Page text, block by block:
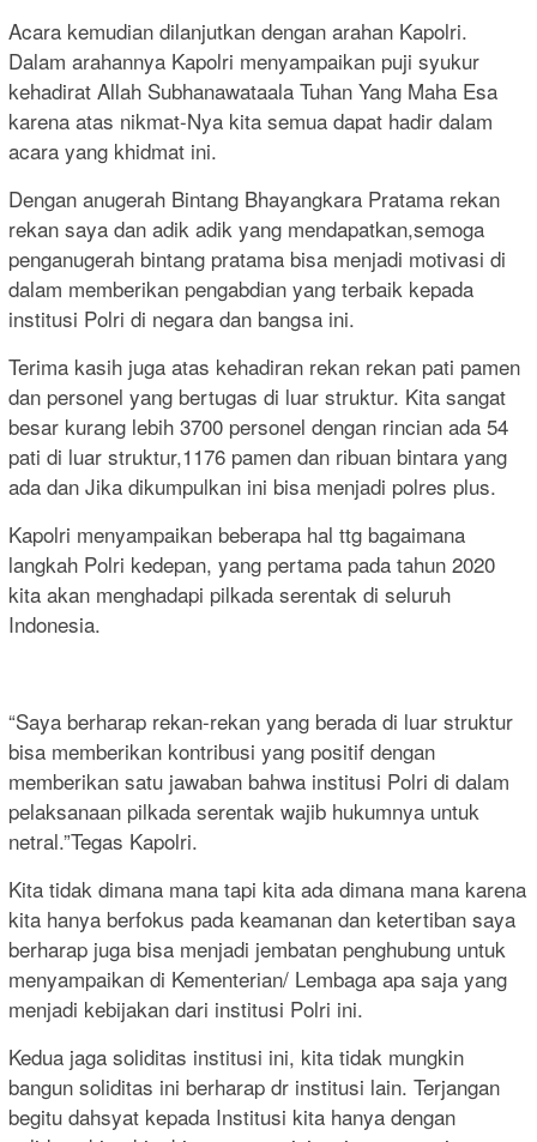
Acara kemudian dilanjutkan dengan arahan Kapolri.
Dalam arahannya Kapolri menyampaikan puji syukur
kehadirat Allah Subhanawataala Tuhan Yang Maha Esa
karena atas nikmat-Nya kita semua dapat hadir dalam
acara yang khidmat ini.
Dengan anugerah Bintang Bhayangkara Pratama rekan
rekan saya dan adik adik yang mendapatkan,semoga
penganugerah bintang pratama bisa menjadi motivasi di
dalam memberikan pengabdian yang terbaik kepada
institusi Polri di negara dan bangsa ini.
Terima kasih juga atas kehadiran rekan rekan pati pamen
dan personel yang bertugas di luar struktur. Kita sangat
besar kurang lebih 3700 personel dengan rincian ada 54
pati di luar struktur,1176 pamen dan ribuan bintara yang
ada dan Jika dikumpulkan ini bisa menjadi polres plus.
Kapolri menyampaikan beberapa hal ttg bagaimana
langkah Polri kedepan, yang pertama pada tahun 2020
kita akan menghadapi pilkada serentak di seluruh
Indonesia.
“Saya berharap rekan-rekan yang berada di luar struktur
bisa memberikan kontribusi yang positif dengan
memberikan satu jawaban bahwa institusi Polri di dalam
pelaksanaan pilkada serentak wajib hukumnya untuk
netral.”Tegas Kapolri.
Kita tidak dimana mana tapi kita ada dimana mana karena
kita hanya berfokus pada keamanan dan ketertiban saya
berharap juga bisa menjadi jembatan penghubung untuk
menyampaikan di Kementerian/ Lembaga apa saja yang
menjadi kebijakan dari institusi Polri ini.
Kedua jaga soliditas institusi ini, kita tidak mungkin
bangun soliditas ini berharap dr institusi lain. Terjangan
begitu dahsyat kepada Institusi kita hanya dengan